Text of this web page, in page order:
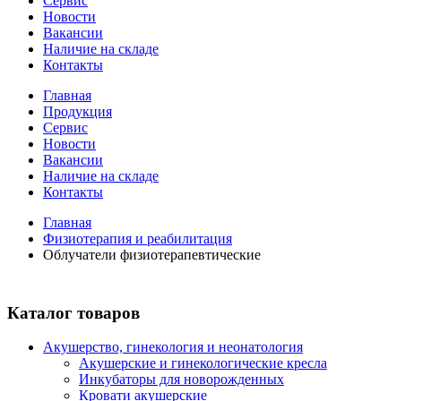
Новости
Вакансии
Наличие на складе
Контакты
Главная
Продукция
Сервис
Новости
Вакансии
Наличие на складе
Контакты
Главная
Физиотерапия и реабилитация
Облучатели физиотерапевтические
Каталог товаров
Акушерство, гинекология и неонатология
Акушерские и гинекологические креслa
Инкубаторы для новорожденных
Кровати акушерские